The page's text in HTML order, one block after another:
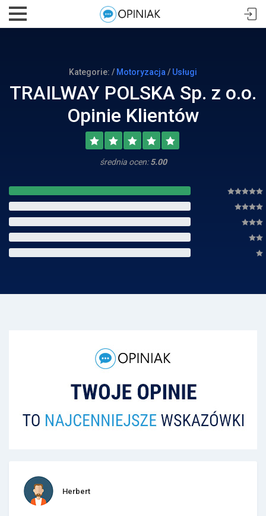
Kategorie: / Motoryzacja / Usługi
TRAILWAY POLSKA Sp. z o.o.
Opinie Klientów
średnia ocen:5.00
Herbert